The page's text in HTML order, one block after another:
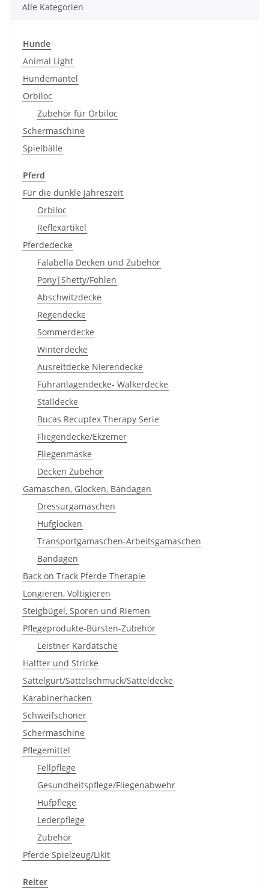
Alle Kategorien
Hunde
Animal Light
Hundemäntel
Orbiloc
Zubehör für Orbiloc
Schermaschine
Spielbälle
Pferd
Für die dunkle Jahreszeit
Orbiloc
Reflexartikel
Pferdedecke
Falabella Decken und Zubehör
Pony|Shetty/Fohlen
Abschwitzdecke
Regendecke
Sommerdecke
Winterdecke
Ausreitdecke Nierendecke
Führanlagendecke- Walkerdecke
Stalldecke
Bucas Recuptex Therapy Serie
Fliegendecke/Ekzemer
Fliegenmaske
Decken Zubehör
Gamaschen, Glocken, Bandagen
Dressurgamaschen
Hufglocken
Transportgamaschen-Arbeitsgamaschen
Bandagen
Back on Track Pferde Therapie
Longieren, Voltigieren
Steigbügel, Sporen und Riemen
Pflegeprodukte-Bürsten-Zubehör
Leistner Kardätsche
Halfter und Stricke
Sattelgurt/Sattelschmuck/Satteldecke
Karabinerhacken
Schweifschoner
Schermaschine
Pflegemittel
Fellpflege
Gesundheitspflege/Fliegenabwehr
Hufpflege
Lederpflege
Zubehör
Pferde Spielzeug/Likit
Reiter